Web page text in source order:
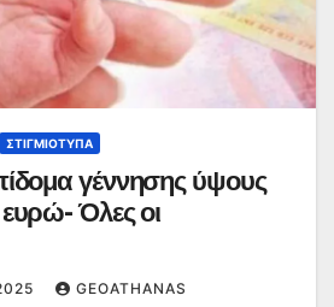
ΣΤΙΓΜΙΌΤΥΠΑ
γέννησης ύψους
Όλες οι
GEOATHANAS